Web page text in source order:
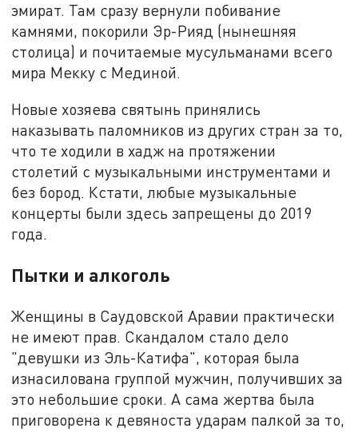
эмират. Там сразу вернули побивание
камнями, покорили Эр-Рияд (нынешняя
столица) и почитаемые мусульманами всего
мира Мекку с Мединой.
Новые хозяева святынь принялись
наказывать паломников из других стран за то,
что те ходили в хадж на протяжении
столетий с музыкальными инструментами и
без бород. Кстати, любые музыкальные
концерты были здесь запрещены до 2019
года.
Пытки и алкоголь
Женщины в Саудовской Аравии практически
не имеют прав. Скандалом стало дело
"девушки из Эль-Катифа", которая была
изнасилована группой мужчин, получивших за
это небольшие сроки. А сама жертва была
приговорена к девяноста ударам палкой за то,